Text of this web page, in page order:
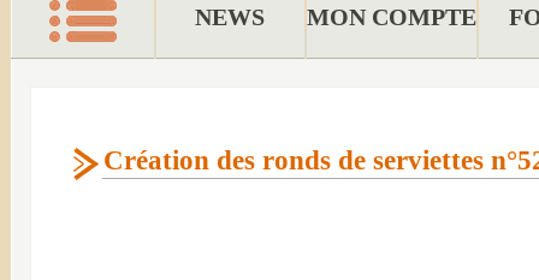
NEWS MON COMPTE
Création des ronds de serviettes